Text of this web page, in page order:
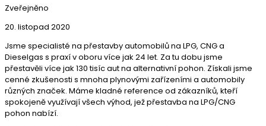
Zveřejněno
20. listopad 2020
Jsme specialisté na přestavby automobilů na LPG, CNG a
Dieselgas s praxí v oboru více jak 24 let. Za tu dobu jsme
přestavěli více jak 130 tisíc aut na alternativní pohon. Získali jsme
cenné zkušenosti s mnoha plynovými zařízeními a automobily
různých značek. Máme kladné reference od zákazníků, kteří
spokojeně využívají všech výhod, jež přestavba na LPG/CNG
pohon nabízí.